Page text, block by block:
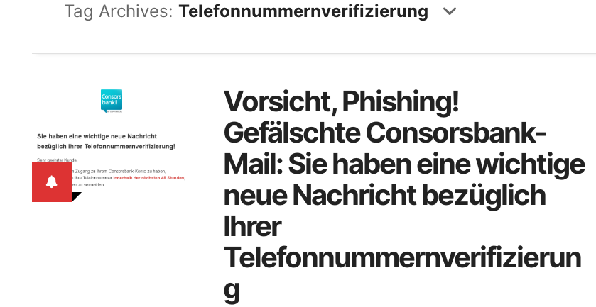
Tag Archives: Telefonnummernverifizierung
Vorsicht, Phishing!
Gefälschte Consorsbank-
Mail: Sie haben eine wichtige
neue Nachricht bezüglich
Ihrer
Telefonnummernverifizierun
g